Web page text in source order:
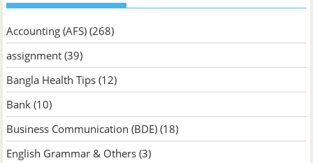
Accounting (AFS) (268)
assignment (39)
Bangla Health Tips (12)
Bank (10)
Business Communication (BDE) (18)
English Grammar & Others (3)